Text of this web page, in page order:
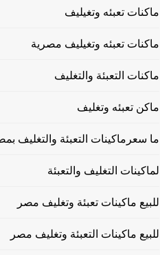
ماكنات تعبئه وتغيليف
ماكنات تعبئه وتغيليف مصرية
ماكنات التعبئة والتغليف
ماكن تعبئه وتغليف
ما سعرماكينات التعبئة والتغليف
لماكينات التغليف والتعبئة
للبيع ماكينات تعبئة وتغليف مصر
للبيع ماكينات التعبئة وتغليف مصر